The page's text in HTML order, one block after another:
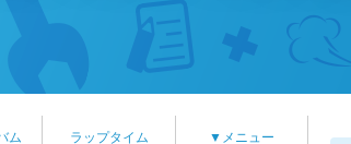
ム ラップタイム ▼メニュー